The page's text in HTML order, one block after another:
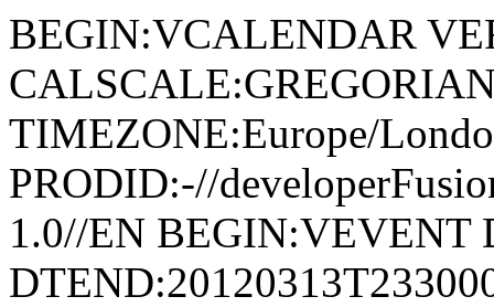
BEGIN:VCALENDAR
TIMEZONE:Europe/
PRODID:-//
1.0//EN BEGIN:VEVENT